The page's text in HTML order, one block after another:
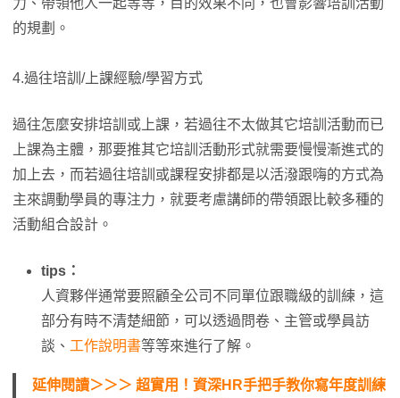
力、帶領他人一起等等，目的效果不同，也會影響培訓活動
的規劃。
4.過往培訓/上課經驗/學習方式
過往怎麼安排培訓或上課，若過往不太做其它培訓活動而已
上課為主體，那要推其它培訓活動形式就需要慢慢漸進式的
加上去，而若過往培訓或課程安排都是以活潑跟嗨的方式為
主來調動學員的專注力，就要考慮講師的帶領跟比較多種的
活動組合設計。
tips：
人資夥伴通常要照顧全公司不同單位跟職級的訓練，這
部分有時不清楚細節，可以透過問卷、主管或學員訪
談、 工作說明書等等來進行了解。
延伸閱讀＞＞＞ 超實用！資深HR手把手教你寫年度訓練